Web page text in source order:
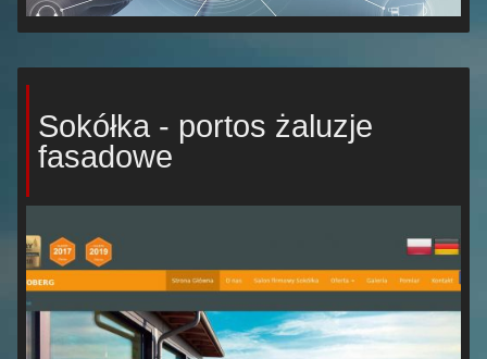
Sokółka - portos żaluzje
fasadowe